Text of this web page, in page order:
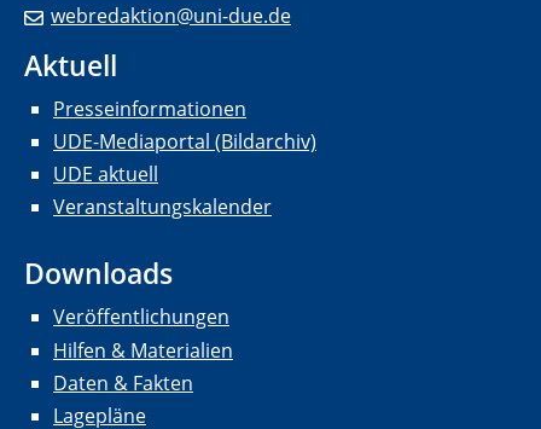
webredaktion@uni-due.de
Aktuell
Presseinformationen
UDE-Mediaportal (Bildarchiv)
UDE aktuell
Veranstaltungskalender
Downloads
Veröffentlichungen
Hilfen & Materialien
Daten & Fakten
Lagepläne